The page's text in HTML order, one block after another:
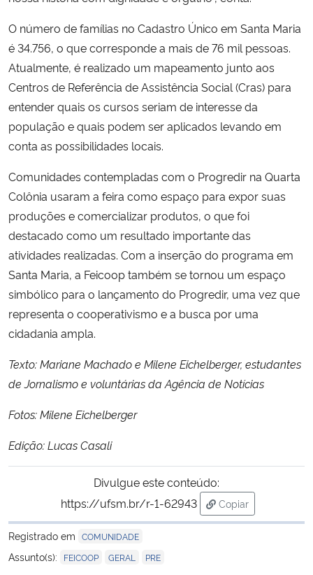
O número de famílias no Cadastro Único em Santa Maria
é 34.756, o que corresponde a mais de 76 mil pessoas.
Atualmente, é realizado um mapeamento junto aos
Centros de Referência de Assistência Social (Cras) para
entender quais os cursos seriam de interesse da
população e quais podem ser aplicados levando em
conta as possibilidades locais.
Comunidades contempladas com o Progredir na Quarta
Colônia usaram a feira como espaço para expor suas
produções e comercializar produtos, o que foi
destacado como um resultado importante das
atividades realizadas. Com a inserção do programa em
Santa Maria, a Feicoop também se tornou um espaço
simbólico para o lançamento do Progredir, uma vez que
representa o cooperativismo e a busca por uma
cidadania ampla.
Texto: Mariane Machado e Milene Eichelberger, estudantes
de Jornalismo e voluntárias da Agência de Notícias
Fotos: Milene Eichelberger
Edição: Lucas Casali
Divulgue este conteúdo:
https://ufsm.br/r-1-62943
Copiar
para área de
Registrado em COMUNIDADE
Assunto(s): FEICOOP GERAL PRE